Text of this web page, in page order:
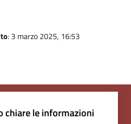
: 3 marzo 2025, 16:53
chiare le informazioni